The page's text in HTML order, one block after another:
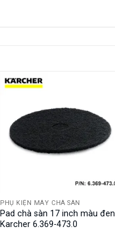
PHỤ KIỆN MÁY CHÀ SÀN
Pad chà sàn 17 inch màu đen
Karcher 6.369-473.0